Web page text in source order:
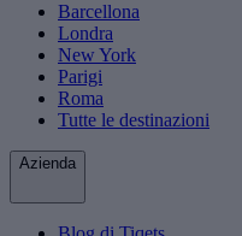
Barcellona
Londra
New York
Parigi
Roma
Tutte le destinazioni
Azienda